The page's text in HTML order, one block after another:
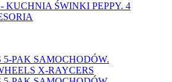
KUCHNIA ŚWINKI PEPPY. 4